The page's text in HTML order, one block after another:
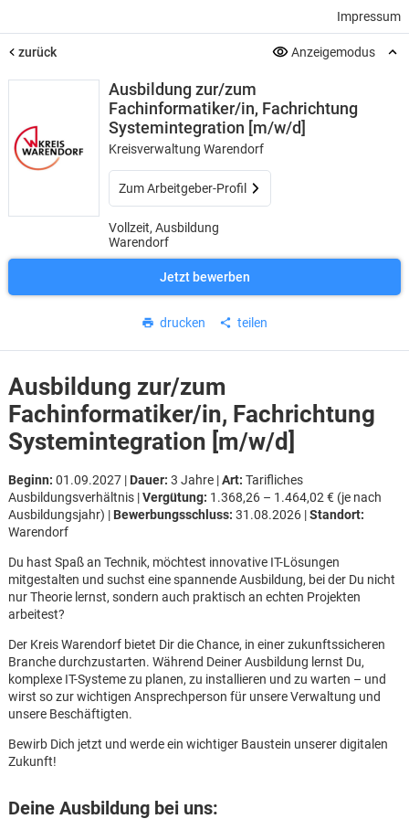
Impressum
zurück Anzeigemodus
Ausbildung zur/zum
Fachinformatiker/in, Fachrichtung
Systemintegration [m/w/d]
Kreisverwaltung Warendorf
Zum Arbeitgeber-Profil
Vollzeit, Ausbildung
Warendorf
Jetzt bewerben
drucken teilen
Ausbildung zur/zum
Fachinformatiker/in, Fachrichtung
Systemintegration [m/w/d]
Beginn: 01.09.2027 | Dauer: 3 Jahre |Art: Tarifliches
Ausbildungsverhältnis |Vergütung: 1.368,26 – 1.464,02 € (je nach
Ausbildungsjahr) | Bewerbungsschluss: 31.08.2026 |Standort:
Warendorf
Du hast Spaß an Technik, möchtest innovative IT-Lösungen
mitgestalten und suchst eine spannende Ausbildung, bei der Du nicht
nur Theorie lernst, sondern auch praktisch an echten Projekten
arbeitest?
Der Kreis Warendorf bietet Dir die Chance, in einer zukunftssicheren
Branche durchzustarten. Während Deiner Ausbildung lernst Du,
komplexe IT-Systeme zu planen, zu installieren und zu warten – und
wirst so zur wichtigen Ansprechperson für unsere Verwaltung und
unsere Beschäftigten.
Bewirb Dich jetzt und werde ein wichtiger Baustein unserer digitalen
Zukunft!
Deine Ausbildung bei uns: